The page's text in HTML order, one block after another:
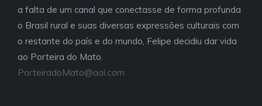
a falta de um canal que conectasse de forma profunda
o Brasil rural e suas diversas expressões culturais com
o restante do país e do mundo, Felipe decidiu dar vida
ao Porteira do Mato.
PorteiradoMato@aol.com